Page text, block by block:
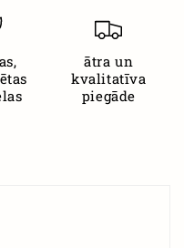
ātra un
kvalitatīva
piegāde